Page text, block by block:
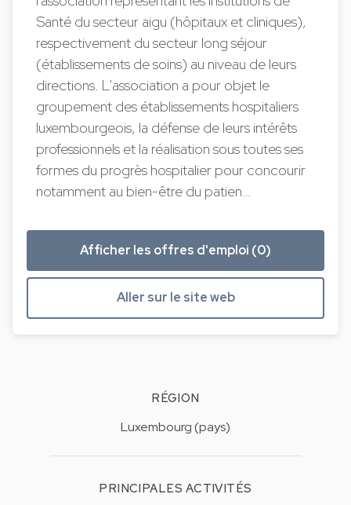
Santé du secteur aigu (hôpitaux et cliniques),
respectivement du secteur long séjour
(établissements de soins) au niveau de leurs
directions. L'association a pour objet le
groupement des établissements hospitaliers
luxembourgeois, la défense de leurs intérêts
professionnels et la réalisation sous toutes ses
formes du progrès hospitalier pour concourir
notamment au bien-être du patien…
Afficher les offres d'emploi (0)
Aller sur le site web
RÉGION
Luxembourg (pays)
PRINCIPALES ACTIVITÉS